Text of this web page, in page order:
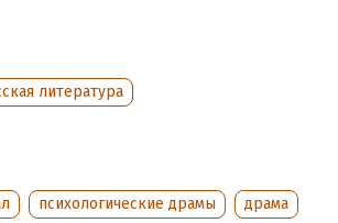
14 марта 2023
литература
психологические драмы
драма